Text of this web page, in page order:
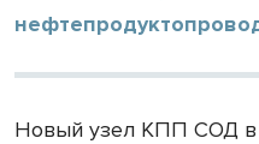
Новый узел КПП СОД в